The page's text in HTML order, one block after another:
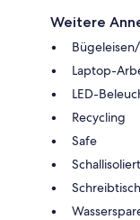
Weitere
Laptop-
LED-
Recycling
Safe
Schreibtisch